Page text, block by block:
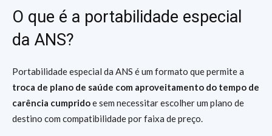
O que é a portabilidade especial
da ANS?
Portabilidade especial da ANS é um formato que permite a
troca de plano de saúde com aproveitamento do tempo de
carência cumpridoe sem necessitar escolher um plano de
destino com compatibilidade por faixa de preço.